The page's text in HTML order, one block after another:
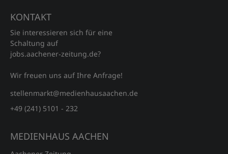
KONTAKT
Sie interessieren sich für eine
Schaltung auf
jobs.aachener‑zeitung.de?
Wir freuen uns auf Ihre Anfrage!
stellenmarkt@medienhausaachen.de
+49 (241) 5101 - 232
MEDIENHAUS AACHEN